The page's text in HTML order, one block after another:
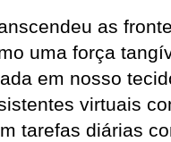
as
uma força
em nosso
virtuais
tarefas diárias